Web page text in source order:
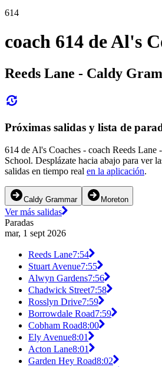
614
coach 614 de Al's
Reeds Lane - Caldy
Próximas salidas y lista de
614 de Al's Coaches - coach Reeds
School. Desplázate hacia abajo para ver
salidas en tiempo real en la aplicación.
Caldy Grammar Moreton
Ver más salidas
Paradas
mar, 1 sept 2026
Reeds Lane7:54
Stuart Avenue7:55
Alwyn Gardens7:56
Chadwick Street7:58
Rosslyn Drive7:59
Borrowdale Road7:59
Cobham Road8:00
Ely Avenue8:01
Acton Lane8:01
Garden Hey Road8:02